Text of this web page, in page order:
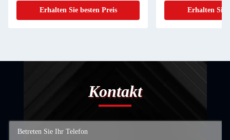
Erhalten Sie besten Preis Erhalten Sie
Kontakt